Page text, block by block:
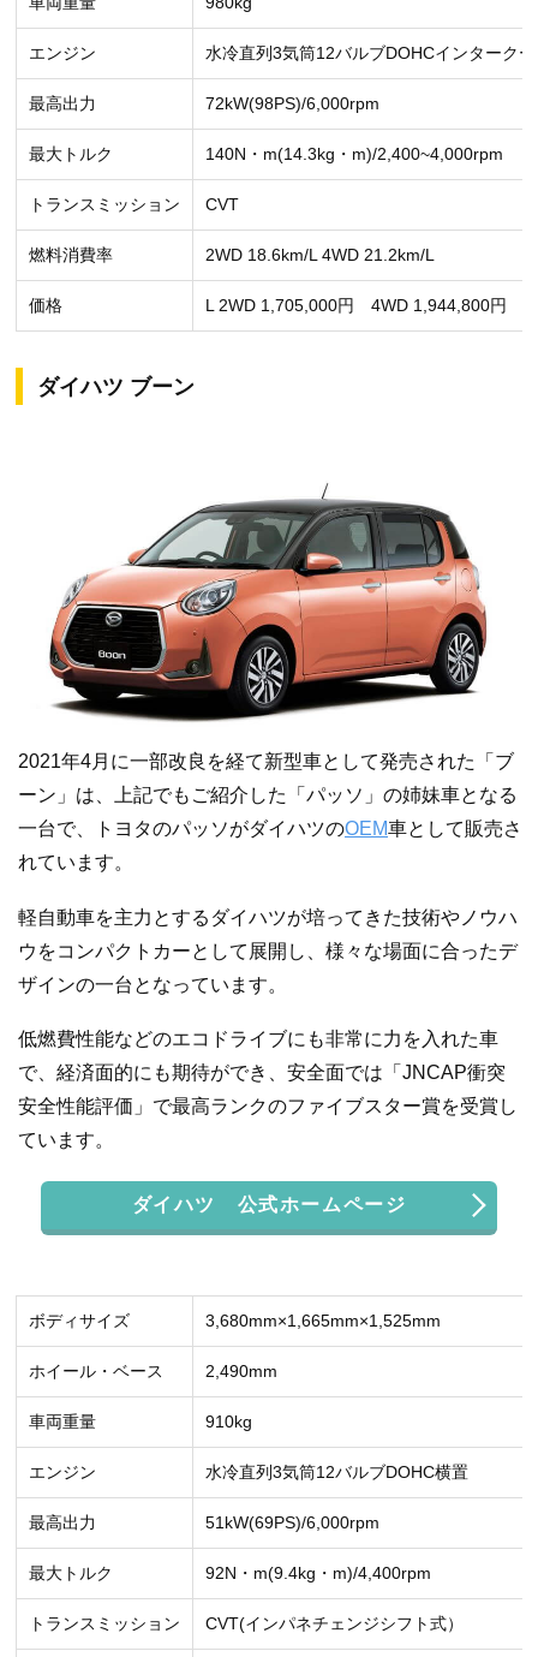
エンジン 水冷直列3気筒12バルブDOHCインターク
最高出力 72kW(98PS)/6,000rpm
最大トルク 140N・m(14.3kg・m)/2,400~4,000rpm
トランスミッション CVT
燃料消費率 2WD 18.6km/L 4WD 21.2km/L
価格 L 2WD 1,705,000円 4WD 1,944,800円
ダイハツ ブーン
2021年4月に一部改良を経て新型車として発売された「ブ
ーン」は、上記でもご紹介した「パッソ」の姉妹車となる
一台で、トヨタのパッソがダイハツのOEM車として販売さ
れています。
軽自動車を主力とするダイハツが培ってきた技術やノウハ
ウをコンパクトカーとして展開し、様々な場面に合ったデ
ザインの一台となっています。
低燃費性能などのエコドライブにも非常に力を入れた車
で、経済面的にも期待ができ、安全面では「JNCAP衝突
安全性能評価」で最高ランクのファイブスター賞を受賞し
ています。
ダイハツ 公式ホームページ
ボディサイズ 3,680mm×1,665mm×1,525mm
ホイール・ベース 2,490mm
車両重量 910kg
エンジン 水冷直列3気筒12バルブDOHC横置
最高出力 51kW(69PS)/6,000rpm
最大トルク 92N・m(9.4kg・m)/4,400rpm
トランスミッション CVT(インパネチェンジシフト式）